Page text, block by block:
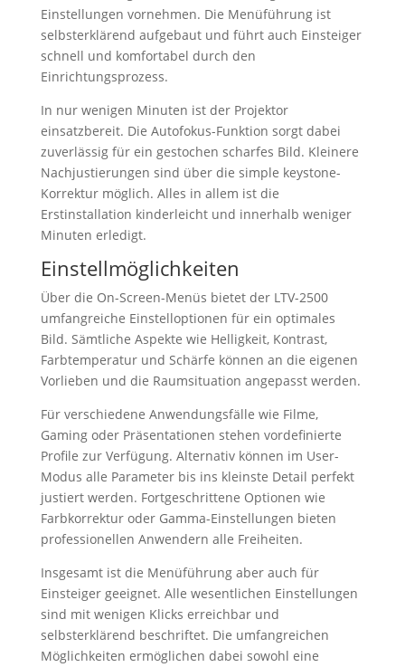
Einstellungen vornehmen. Die Menüführung ist
selbsterklärend aufgebaut und führt auch Einsteiger
schnell und komfortabel durch den
Einrichtungsprozess.
In nur wenigen Minuten ist der Projektor
einsatzbereit. Die Autofokus-Funktion sorgt dabei
zuverlässig für ein gestochen scharfes Bild. Kleinere
Nachjustierungen sind über die simple keystone-
Korrektur möglich. Alles in allem ist die
Erstinstallation kinderleicht und innerhalb weniger
Minuten erledigt.
Einstellmöglichkeiten
Über die On-Screen-Menüs bietet der LTV-2500
umfangreiche Einstelloptionen für ein optimales
Bild. Sämtliche Aspekte wie Helligkeit, Kontrast,
Farbtemperatur und Schärfe können an die eigenen
Vorlieben und die Raumsituation angepasst werden.
Für verschiedene Anwendungsfälle wie Filme,
Gaming oder Präsentationen stehen vordefinierte
Profile zur Verfügung. Alternativ können im User-
Modus alle Parameter bis ins kleinste Detail perfekt
justiert werden. Fortgeschrittene Optionen wie
Farbkorrektur oder Gamma-Einstellungen bieten
professionellen Anwendern alle Freiheiten.
Insgesamt ist die Menüführung aber auch für
Einsteiger geeignet. Alle wesentlichen Einstellungen
sind mit wenigen Klicks erreichbar und
selbsterklärend beschriftet. Die umfangreichen
Möglichkeiten ermöglichen dabei sowohl eine